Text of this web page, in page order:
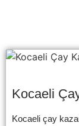
Kocaeli
Kocaeli çay